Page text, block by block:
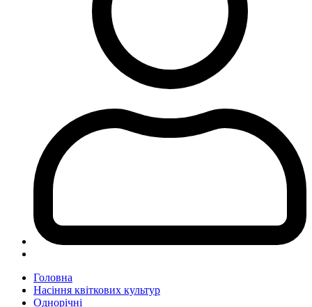
Головна
Насіння квіткових культур
Однорічні